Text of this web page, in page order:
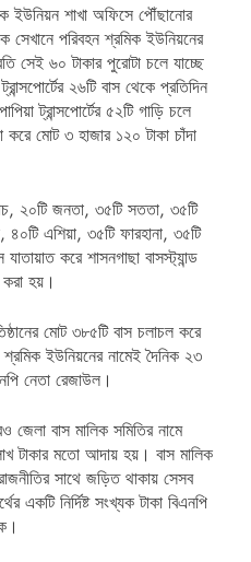
ইউনিয়ন শাখা অফিসে পৌঁছানোর
পরিবহন শ্রমিক ইউনিয়নের
সেই ৬০ টাকার পুরোটা চলে যাচ্ছে
২৬টি বাস থেকে প্রতিদিন
ট্রান্সপোর্টের ৫২টি গাড়ি চলে
মোট ৩ হাজার ১২০ টাকা চাঁদা
২০টি জনতা, ৩৫টি সততা, ৩৫টি
এশিয়া, ৩৫টি ফারহানা, ৩৫টি
করে শাসনগাছা বাসস্ট্যান্ড
হয়।
মোট ৩৮৫টি বাস চলাচল করে
ইউনিয়নের নামেই দৈনিক ২৩
নেতা রেজাউল।
বাস মালিক সমিতির নামে
টাকার মতো আদায় হয়। বাস মালিক
সাথে জড়িত থাকায় সেসব
একটি নির্দিষ্ট সংখ্যক টাকা বিএনপি